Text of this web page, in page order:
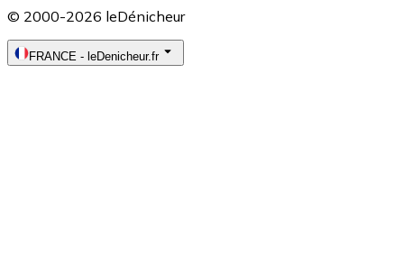
© 2000-2026 leDénicheur
FRANCE - leDenicheur.fr